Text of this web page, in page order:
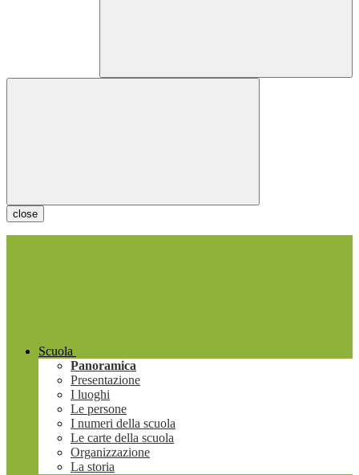
close
Scuola
Panoramica
Presentazione
I luoghi
Le persone
I numeri della scuola
Le carte della scuola
Organizzazione
La storia